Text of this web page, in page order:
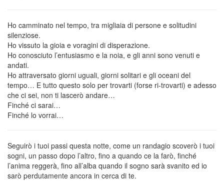
Ho camminato nel tempo, tra migliaia di persone e solitudini
silenziose.
Ho vissuto la gioia e voragini di disperazione.
Ho conosciuto l’entusiasmo e la noia, e gli anni sono venuti e
andati.
Ho attraversato giorni uguali, giorni solitari e gli oceani del
tempo… E tutto questo solo per trovarti (forse ri-trovarti) e adesso
che ci sei, non ti lascerò andare…
Finché ci sarai…
Finché lo vorrai…
Seguirò i tuoi passi questa notte, come un randagio scoverò i tuoi
sogni, un passo dopo l’altro, fino a quando ce la farò, finché
l’anima reggerà, fino all’alba quando il sogno sarà svanito ed io
sarò perdutamente ancora in cerca di te.